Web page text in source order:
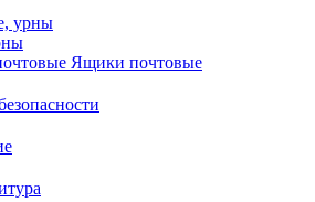
урны
Ящики почтовые